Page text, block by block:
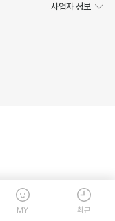
사업자 정보
MY 최근